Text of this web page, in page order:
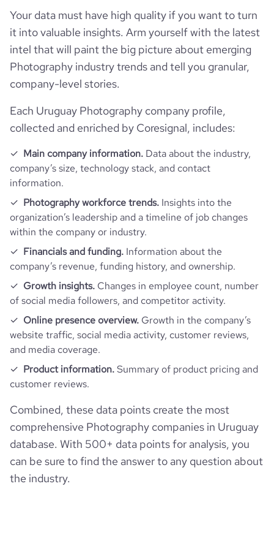
hq_street *******
hq_zipcode *******
pages_per_visit 1.29
Your data must have high quality if you want to turn
it into valuable insights. Arm yourself with the latest
intel that will paint the big picture about emerging
Photography industry trends and tell you granular,
company-level stories.
Each Uruguay Photography company profile,
collected and enriched by Coresignal, includes:
Main company information. Data about the industry,
company’s size, technology stack, and contact
information.
Photography workforce trends. Insights into the
organization’s leadership and a timeline of job changes
within the company or industry.
Financials and funding. Information about the
company’s revenue, funding history, and ownership.
Growth insights. Changes in employee count, number
of social media followers, and competitor activity.
Online presence overview. Growth in the company’s
website traffic, social media activity, customer reviews,
and media coverage.
Product information.Summary of product pricing and
customer reviews.
Combined, these data points create the most
comprehensive Photography companies in Uruguay
database. With 500+ data points for analysis, you
can be sure to find the answer to any question about
the industry.